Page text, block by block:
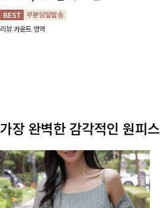
리뷰 카운트 영역
가장 완벽한 감각적인 원피스